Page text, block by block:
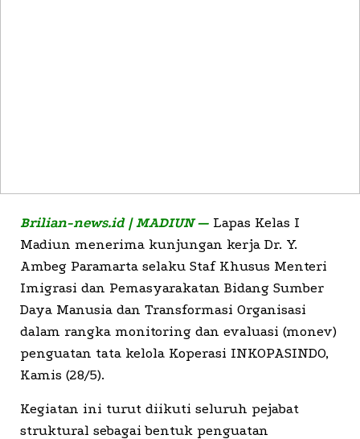
Brilian-news.id | MADIUN — Lapas Kelas I
Madiun menerima kunjungan kerja Dr. Y.
Ambeg Paramarta selaku Staf Khusus Menteri
Imigrasi dan Pemasyarakatan Bidang Sumber
Daya Manusia dan Transformasi Organisasi
dalam rangka monitoring dan evaluasi (monev)
penguatan tata kelola Koperasi INKOPASINDO,
Kamis (28/5).
Kegiatan ini turut diikuti seluruh pejabat
struktural sebagai bentuk penguatan